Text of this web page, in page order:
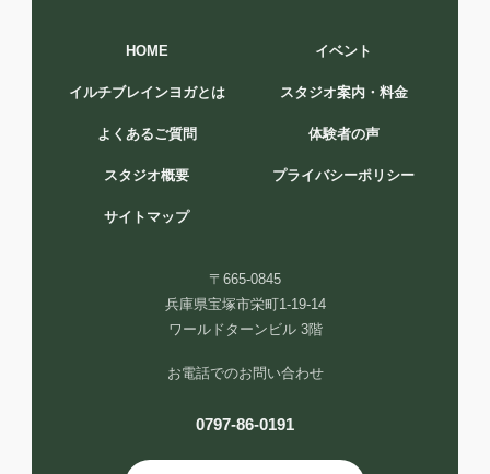
HOME イベント
イルチブレインヨガとは スタジオ案内・料金
よくあるご質問 体験者の声
スタジオ概要 プライバシーポリシー
サイトマップ
〒665-0845
兵庫県宝塚市栄町1-19-14
ワールドターンビル 3階
お電話でのお問い合わせ
0797-86-0191